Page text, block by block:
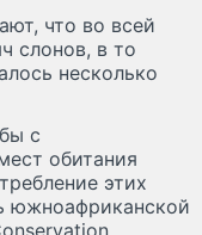
что во всей
слонов, в то
несколько
с
обитания
этих
южноафриканской